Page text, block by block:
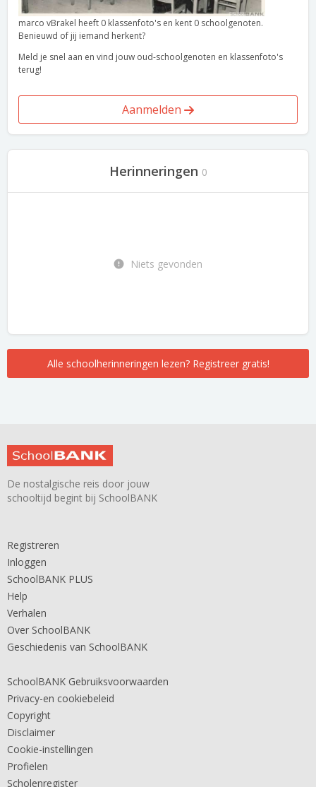
marco vBrakel heeft 0 klassenfoto's en kent 0 schoolgenoten.
Benieuwd of jij iemand herkent?
Meld je snel aan en vind jouw oud-schoolgenoten en klassenfoto's
terug!
Aanmelden
Herinneringen 0
Niets gevonden
Alle schoolherinneringen lezen? Registreer gratis!
De nostalgische reis door jouw
schooltijd begint bij SchoolBANK
Registreren
Inloggen
SchoolBANK PLUS
Help
Verhalen
Over SchoolBANK
Geschiedenis van SchoolBANK
SchoolBANK Gebruiksvoorwaarden
Privacy-en cookiebeleid
Copyright
Disclaimer
Cookie-instellingen
Profielen
Scholenregister